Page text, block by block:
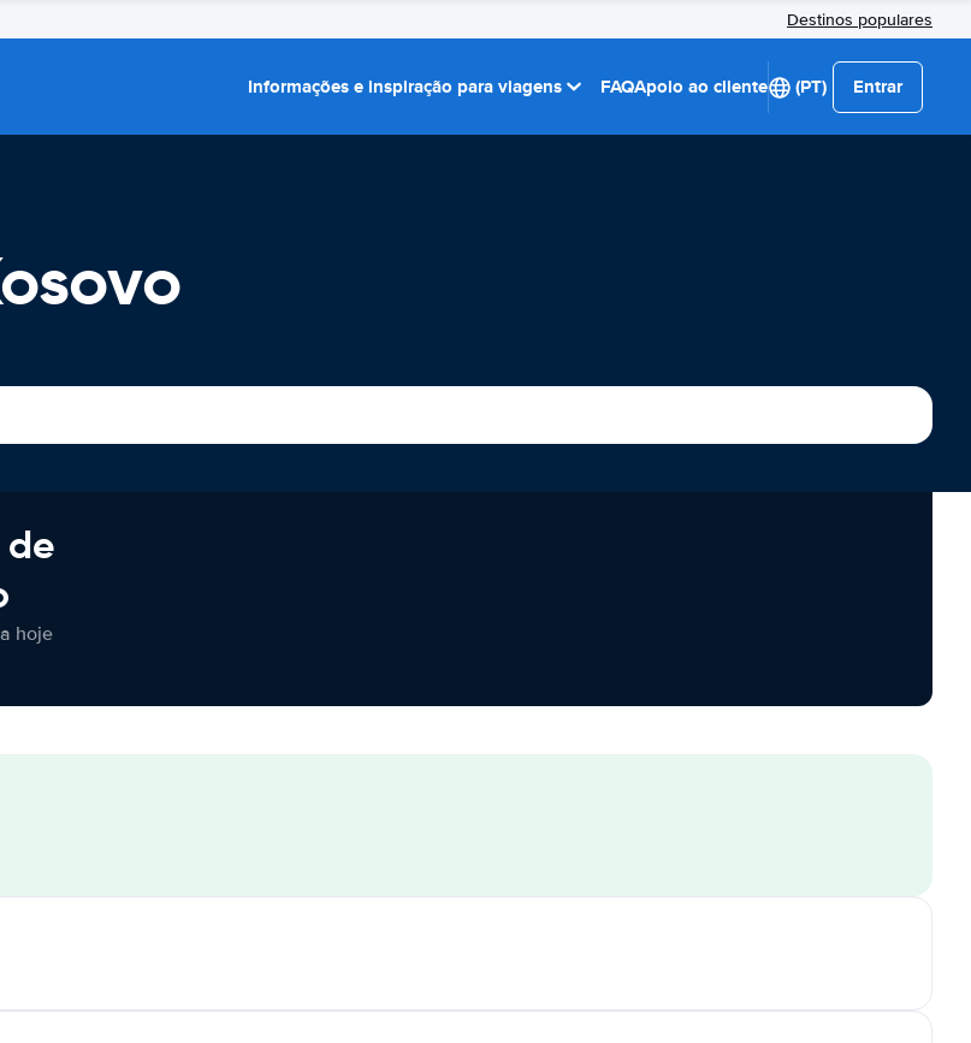
Destinos populares
Informações e inspiração para viagens FAQApoio ao cliente (PT) Entrar
de
hoje